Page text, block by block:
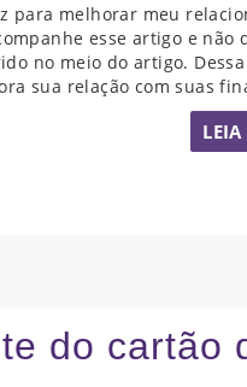
para melhorar meu
esse artigo e não
no meio do artigo.
sua relação com suas
do cartão